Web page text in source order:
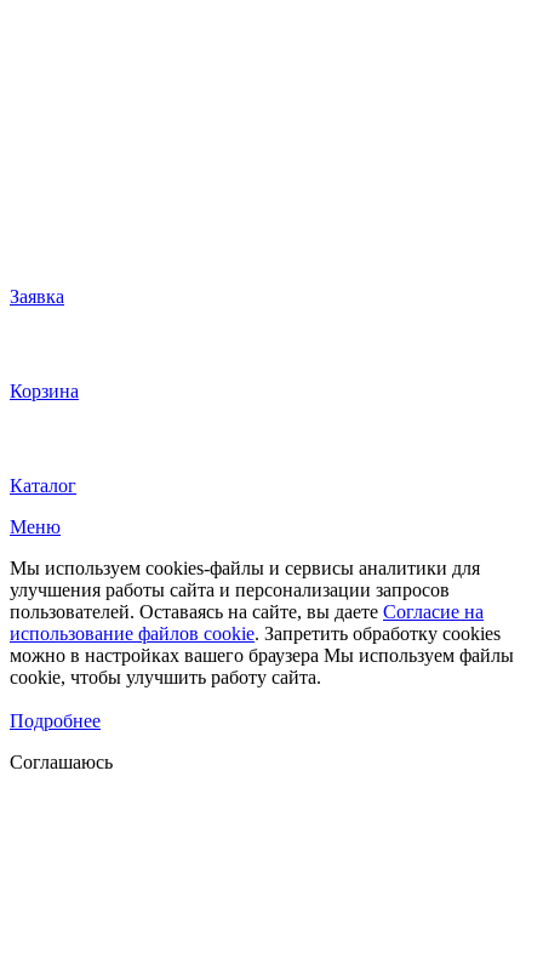
Заявка
Корзина
Каталог
Меню
Мы используем cookies-файлы и сервисы аналитики для
улучшения работы сайта и персонализации запросов
пользователей. Оставаясь на сайте, вы даете Согласие на
использование файлов cookie. Запретить обработку cookies
можно в настройках вашего браузера Мы используем файлы
cookie, чтобы улучшить работу сайта.
Подробнее
Соглашаюсь